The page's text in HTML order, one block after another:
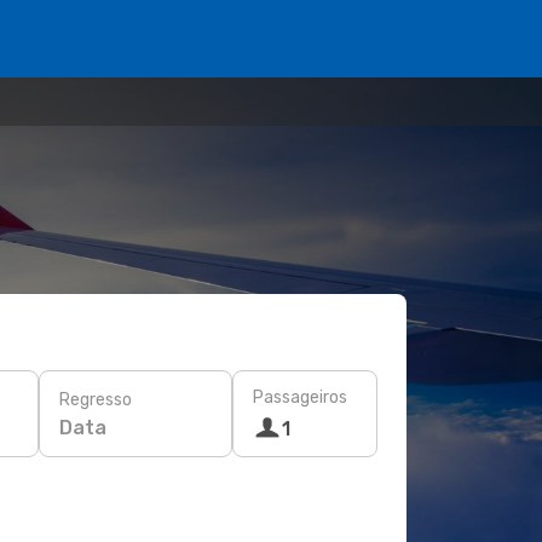
Regresso
Data
Passageiros
1